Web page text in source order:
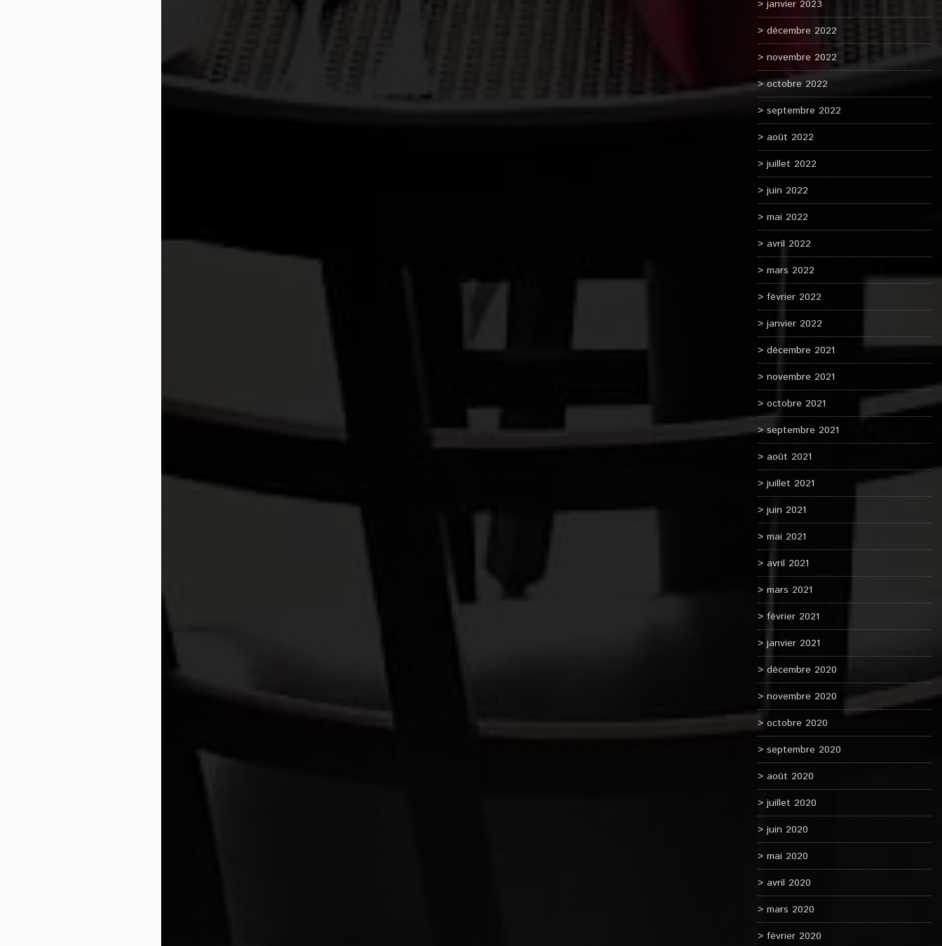
janvier 2023
décembre 2022
novembre 2022
octobre 2022
septembre 2022
août 2022
juillet 2022
juin 2022
mai 2022
avril 2022
mars 2022
février 2022
janvier 2022
décembre 2021
novembre 2021
octobre 2021
septembre 2021
août 2021
juillet 2021
juin 2021
mai 2021
avril 2021
mars 2021
février 2021
janvier 2021
décembre 2020
novembre 2020
octobre 2020
septembre 2020
août 2020
juillet 2020
juin 2020
mai 2020
avril 2020
mars 2020
février 2020